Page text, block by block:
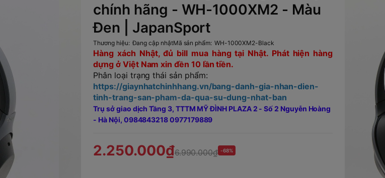
chính hãng - WH-1000XM2 - Màu
Đen | JapanSport
Thương hiệu: Đang cập nhậtMã sản phẩm: WH-1000XM2-Black
Hàng xách Nhật, đủ bill mua hàng tại Nhật. Phát hiện hàng
dựng ở Việt Nam xin đền 10 lần tiền.
Phân loại trạng thái sản phẩm:
https://giaynhatchinhhang.vn/bang-danh-gia-nhan-dien-
tinh-trang-san-pham-da-qua-su-dung-nhat-ban
Trụ sở giao dịch Tầng 3, TTTM MỸ ĐÌNH PLAZA 2 - Số 2 Nguyễn Hoàng
- Hà Nội, 0984843218 0977179889
2.250.000₫6.990.000₫ -68%